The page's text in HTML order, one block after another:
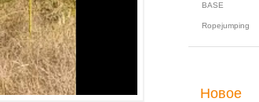
BASE
Ropejumping
Новое